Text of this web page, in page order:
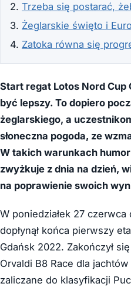
Trzeba się postarać,
Żeglarskie święto i
Zatoka równa się
Start regat Lotos Nord Cup
być lepszy. To dopiero
żeglarskiego, a
słoneczna pogoda, ze
W takich warunkach
zwyżkuje z dnia na dzień,
na poprawienie swoich
W poniedziałek 27 czerwca
dopłynął końca pierwszy
Gdańsk 2022. Zakończył
Orvaldi B8 Race dla
zaliczane do klasyfikacji